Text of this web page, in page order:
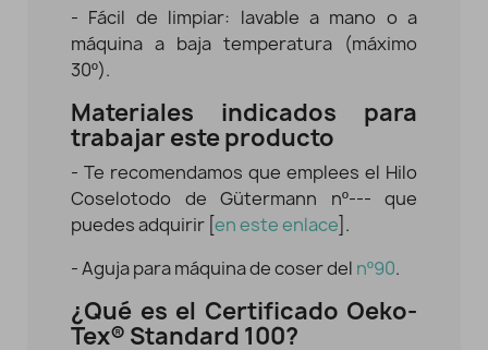
- Fácil de limpiar: lavable a mano o a
máquina a baja temperatura (máximo
30º).
Materiales indicados para
trabajar este producto
- Te recomendamos que emplees el Hilo
Coselotodo de Gütermann nº--- que
puedes adquirir [ en este enlace ].
- Aguja para máquina de coser del nº90.
¿Qué es el Certificado Oeko-
Tex® Standard 100?